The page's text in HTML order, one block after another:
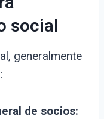
social
generalmente
de socios: